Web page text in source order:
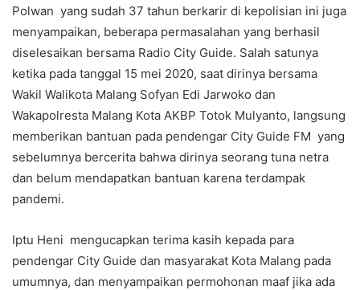
Polwan yang sudah 37 tahun berkarir di kepolisian ini juga
menyampaikan, beberapa permasalahan yang berhasil
diselesaikan bersama Radio City Guide. Salah satunya
ketika pada tanggal 15 mei 2020, saat dirinya bersama
Wakil Walikota Malang Sofyan Edi Jarwoko dan
Wakapolresta Malang Kota AKBP Totok Mulyanto, langsung
memberikan bantuan pada pendengar City Guide FM yang
sebelumnya bercerita bahwa dirinya seorang tuna netra
dan belum mendapatkan bantuan karena terdampak
pandemi.
Iptu Heni mengucapkan terima kasih kepada para
pendengar City Guide dan masyarakat Kota Malang pada
umumnya, dan menyampaikan permohonan maaf jika ada